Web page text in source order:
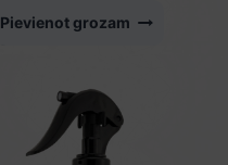
Pievienot grozam